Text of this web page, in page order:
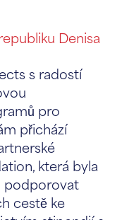
s radostí
pro
přichází
která byla
podporovat
cestě ke